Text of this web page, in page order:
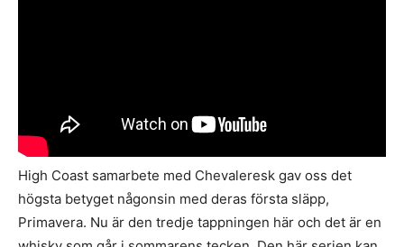
High Coast samarbete med Chevaleresk gav oss det
högsta betyget någonsin med deras första släpp,
Primavera. Nu är den tredje tappningen här och det är en